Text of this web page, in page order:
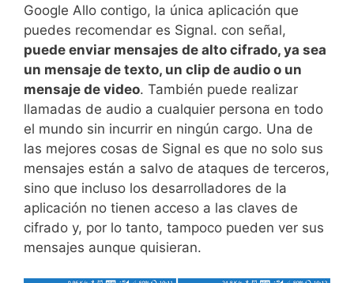
Google Allo contigo, la única aplicación que
puedes recomendar es Signal. con señal,
puede enviar mensajes de alto cifrado, ya sea
un mensaje de texto, un clip de audio o un
mensaje de video. También puede realizar
llamadas de audio a cualquier persona en todo
el mundo sin incurrir en ningún cargo. Una de
las mejores cosas de Signal es que no solo sus
mensajes están a salvo de ataques de terceros,
sino que incluso los desarrolladores de la
aplicación no tienen acceso a las claves de
cifrado y, por lo tanto, tampoco pueden ver sus
mensajes aunque quisieran.